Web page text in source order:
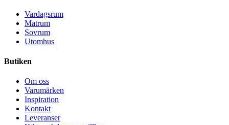
Vardagsrum
Matrum
Sovrum
Utomhus
Butiken
Om oss
Varumärken
Inspiration
Kontakt
Leveranser